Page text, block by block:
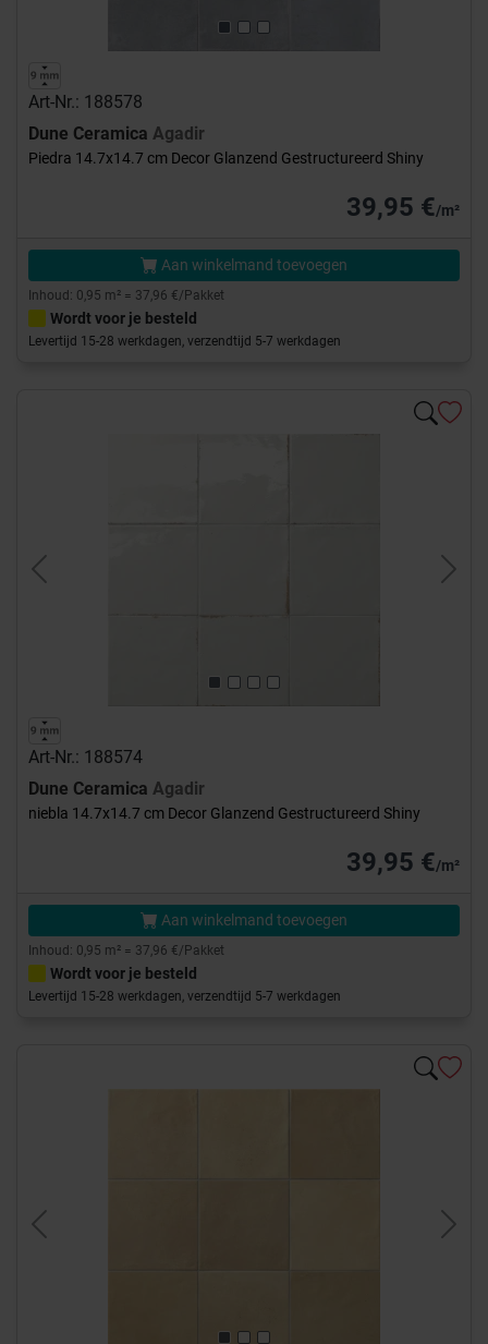
Art-Nr.: 188578
Dune Ceramica Agadir
Piedra 14.7x14.7 cm Decor Glanzend Gestructureerd Shiny
39,95 €/m²
Aan winkelmand toevoegen
Inhoud: 0,95 m² = 37,96 €/Pakket
Wordt voor je besteld
Levertijd 15-28 werkdagen, verzendtijd 5-7 werkdagen
Previous Next
Art-Nr.: 188574
Dune Ceramica Agadir
niebla 14.7x14.7 cm Decor Glanzend Gestructureerd Shiny
39,95 €/m²
Aan winkelmand toevoegen
Inhoud: 0,95 m² = 37,96 €/Pakket
Wordt voor je besteld
Levertijd 15-28 werkdagen, verzendtijd 5-7 werkdagen
Previous Next